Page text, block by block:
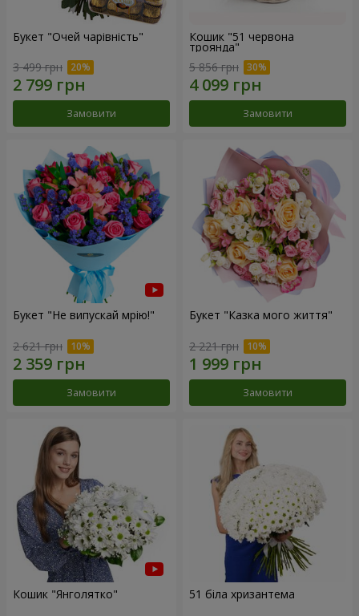
Букет "Очей чарівність"
3 499 грн
Замовити
Кошик "51 червона
троянда"
5 856 грн
Замовити
Букет "Не випускай мрію!"
2 621 грн
Замовити
Букет "Казка мого життя"
2 221 грн
Замовити
Кошик "Янголятко" 51 біла хризантема